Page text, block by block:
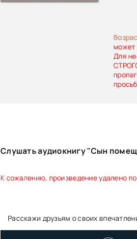
может
Для
Слушать аудиокнигу "Сын
К сожалению, произведение удалено
Расскажи друзьям о своих